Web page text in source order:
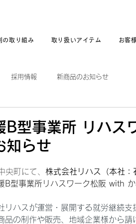
の取り組み 取り扱いアイテム お客
採用情報 新商品のお知らせ
B型事業所 リハ
知らせ
央町にて、 株式会社リハス（本社：
B型事業所リハスワーク松阪 with
リハスが運営・展開する就労継続
品の制作や販売、地域企業様から